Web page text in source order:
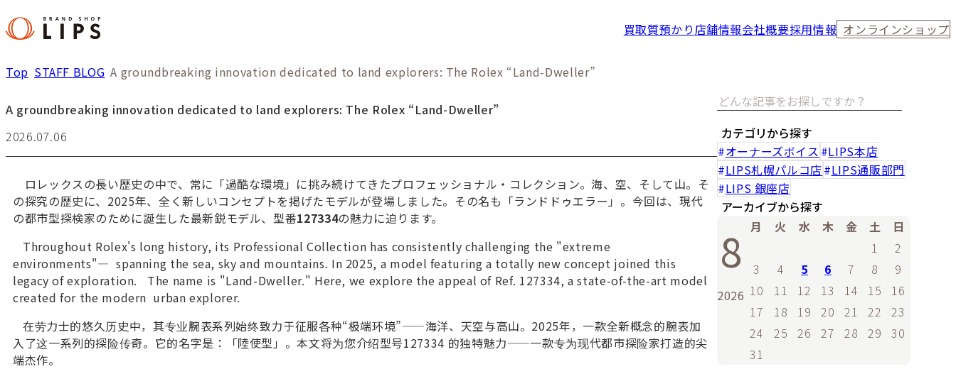
買取質預かり 店舗情報会社概要採用情報 オンラインショップ
Top STAFF BLOG A groundbreaking innovation dedicated to land explorers: The Rolex “Land-Dweller”
A groundbreaking innovation dedicated to land explorers: The Rolex “Land-Dweller”
2026.07.06
ロレックスの長い歴史の中で、常に「過酷な環境」に挑み続けてきたプロフェッショナル・コレクション。海、空、そして山。そ
の探究の歴史に、2025年、全く新しいコンセプトを掲げたモデルが登場しました。その名も「ランドドゥエラー」。今回は、現代
の都市型探検家のために誕生した最新鋭モデル、型番127334の魅力に迫ります。
Throughout Rolex's long history, its Professional Collection has consistently challenging the "extreme
environments"— spanning the sea, sky and mountains. In 2025, a model featuring a totally new concept joined this
legacy of exploration. The name is "Land-Dweller." Here, we explore the appeal of Ref. 127334, a state-of-the-art model
created for the modern urban explorer.
在劳力士的悠久历史中，其专业腕表系列始终致力于征服各种“极端环境”——海洋、天空与高山。2025年，一款全新概念的腕表加
入了这一系列的探险传奇。它的名字是：「陸使型」。本文将为您介绍型号127334 的独特魅力——一款专为现代都市探险家打造的尖
端杰作。
カテゴリから探す
オーナーズボイス
LIPS本店
LIPS札幌パルコ店
LIPS通販部門
LIPS 銀座店
アーカイブから探す
8
2026
月 火 水 木 金 土
日
1
2
3
4 5 6 7 8
9
10
11 12 13 14 15
16
17
18 19 20 21 22
23
24
25 26 27 28 29
30
31